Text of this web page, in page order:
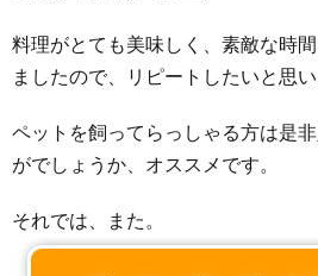
料理がとても美味しく、素敵な時
ましたので、リピートしたいと思い
ペットを飼ってらっしゃる方は是
がでしょうか、オススメです。
それでは、また。